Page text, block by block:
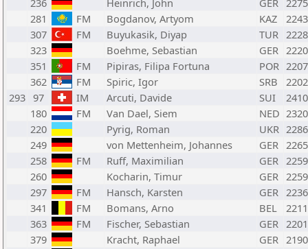
236 Heinrich, John GER 2275
281
FM Bogdanov, Artyom KAZ
2243
307
FM Buyukasik, Diyap TUR 2228
323
Boehme, Sebastian GER 2220
351
FM Pipiras, Filipa Fortuna POR 2207
362
FM Spiric, Igor SRB
2202
293 97 IM Arcuti, Davide SUI
2410
180
FM Van Dael, Siem NED 2320
220
Pyrig, Roman UKR 2286
249
von Mettenheim, Johannes GER 2265
258
FM Ruff, Maximilian GER 2259
260
Kocharin, Timur GER 2259
297
FM Hansch, Karsten GER 2236
341
FM Bomans, Arno BEL
2211
363
FM Fischer, Sebastian GER 2201
379
Kracht, Raphael GER 2190